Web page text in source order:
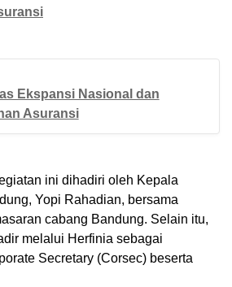
Ekspansi Nasional dan
Asuransi
ini dihadiri oleh Kepala
Yopi Rahadian, bersama
cabang Bandung. Selain itu,
melalui Herfinia sebagai
Secretary (Corsec) beserta